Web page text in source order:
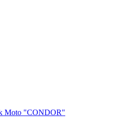
Moto "CONDOR"